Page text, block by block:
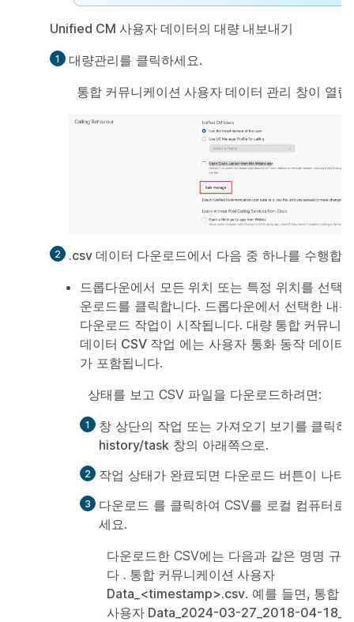
Unified CM 사용자 데이터의 대량 내보내기
대량관리를 클릭하세요.
통합 커뮤니케이션 사용자 데이터 관리 창이 열립
.csv 데이터 다운로드에서 다음 중 하나를 수행합
드롭다운에서 모든 위치 또는 특정 위치를 선택
운로드를 클릭합니다. 드롭다운에서 선택한 내
다운로드 작업이 시작됩니다. 대량 통합 커뮤니
데이터 CSV 작업 에는 사용자 통화 동작 데이터
가 포함됩니다.
상태를 보고 CSV 파일을 다운로드하려면:
창 상단의 작업 또는 가져오기 보기를 클릭하
history/task 창의 아래쪽으로.
작업 상태가 완료되면 다운로드 버튼이 나타
다운로드 를 클릭하여 CSV를 로컬 컴퓨터로
세요.
다운로드한 CSV에는 다음과 같은 명명 규
다 . 통합 커뮤니케이션 사용자
Data_<timestamp>.csv. 예를 들면, 통합
사용자 Data_2024-03-27_2018-04-